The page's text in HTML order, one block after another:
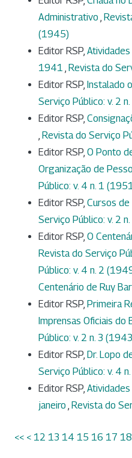
Administrativo ,
(1945)
Editor RSP, Atividades
1941 , Revista do
Editor RSP, Instalado
Serviço Público: v. 2
Editor RSP,
, Revista do Serviço
Editor RSP, O Ponto
Organização de
Público: v. 4 n. 1
Editor RSP, Cursos
Serviço Público: v. 2
Editor RSP, O
Revista do Serviço
Público: v. 4 n. 2
Centenário de Ruy
Editor RSP, Primeira
Imprensas Oficiais do
Público: v. 2 n. 3
Editor RSP, Dr. Lopo
Serviço Público: v. 4
Editor RSP,
janeiro , Revista do
<< < 12 13 14 15 16 17 18